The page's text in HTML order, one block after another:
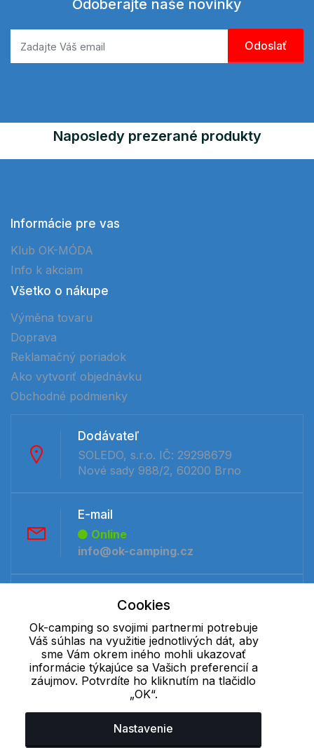
Odoberajte naše novinky
Naposledy prezerané produkty
Informácie pre vas
Klub OK-MÓDA
Info k akciam
Všetko o nákupe
Výměna tovaru
Doprava
Reklamačný poriadok
Ako vytvoriť objednávku
Obchodné podmienky
Dodávateľ
SOLEDO, s.r.o. IČ: 29298679
Nové sady 988/2, 60200 Brno
E-mail
Online
info@ok-camping.cz
Offline
+421 277 270 091
Cookie - podrobné nastavenie| Ďalšie informácie|Spracovanie
osobných údajov
Cookies
Ok-camping so svojimi partnermi potrebuje
Váš súhlas na využitie jednotlivých dát, aby
sme Vám okrem iného mohli ukazovať
informácie týkajúce sa Vašich preferencií a
záujmov. Potvrdíte ho kliknutím na tlačidlo
„OK“.
Nastavenie